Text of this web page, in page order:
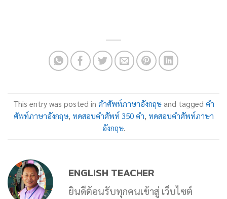
This entry was posted in คำศัพท์ภาษาอังกฤษand tagged คำ
ศัพท์ภาษาอังกฤษ, ทดสอบคำศัพท์ 350 คำ, ทดสอบคำศัพท์ภาษา
อังกฤษ.
ENGLISH TEACHER
ยินดีต้อนรับทุกคนเข้าสู่ เว็บไซต์